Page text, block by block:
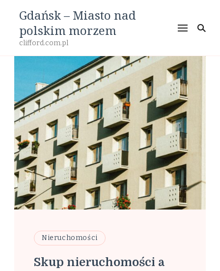
Gdańsk – Miasto nad
polskim morzem
clifford.com.pl
Nieruchomości
Skup nieruchomości a